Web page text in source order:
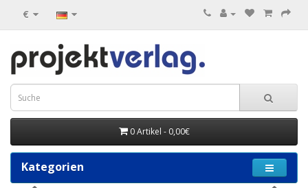
€
0 Artikel - 0,00€
Kategorien